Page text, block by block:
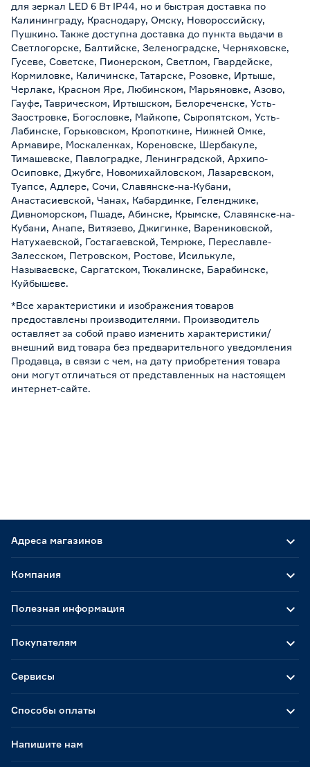
для зеркал LED 6 Вт IP44, но и быстрая доставка по
Калининграду, Краснодару, Омску, Новороссийску,
Пушкино. Также доступна доставка до пункта выдачи в
Светлогорске, Балтийске, Зеленоградске, Черняховске,
Гусеве, Советске, Пионерском, Светлом, Гвардейске,
Кормиловке, Каличинске, Татарске, Розовке, Иртыше,
Черлаке, Красном Яре, Любинском, Марьяновке, Азово,
Гауфе, Таврическом, Иртышском, Белореченске, Усть-
Заостровке, Богословке, Майкопе, Сыропятском, Усть-
Лабинске, Горьковском, Кропоткине, Нижней Омке,
Армавире, Москаленках, Кореновске, Шербакуле,
Тимашевске, Павлоградке, Ленинградской, Архипо-
Осиповке, Джубге, Новомихайловском, Лазаревском,
Туапсе, Адлере, Сочи, Славянске-на-Кубани,
Анастасиевской, Чанах, Кабардинке, Геленджике,
Дивноморском, Пшаде, Абинске, Крымске, Славянске-на-
Кубани, Анапе, Витязево, Джигинке, Варениковской,
Натухаевской, Гостагаевской, Темрюке, Переславле-
Залесском, Петровском, Ростове, Исилькуле,
Называевске, Саргатском, Тюкалинске, Барабинске,
Куйбышеве.
*Все характеристики и изображения товаров
предоставлены производителями. Производитель
оставляет за собой право изменить характеристики/
внешний вид товара без предварительного уведомления
Продавца, в связи с чем, на дату приобретения товара
они могут отличаться от представленных на настоящем
интернет-сайте.
Адреса магазинов
Способы оплаты
Компания
Полезная информация
Покупателям
Сервисы
Напишите нам